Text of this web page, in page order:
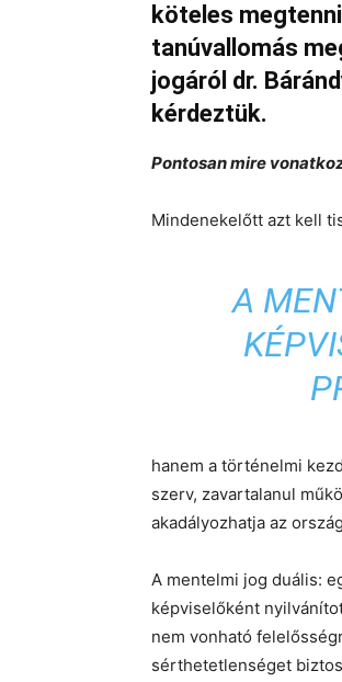
köteles
tanúvallomás
jogáról dr.
kérdeztük.
Pontosan mire
Mindenekelőtt azt kell
A
hanem a történelmi
szerv, zavartalanul
akadályozhatja az
A mentelmi jog duális:
képviselőként
nem vonható
sérthetetlenséget